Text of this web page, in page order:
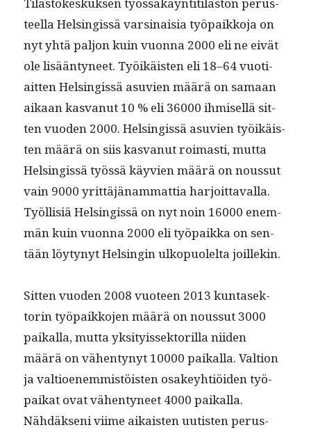
teel­la Helsingis­sä varsi­naisia työ­paikko­ja on
nyt yhtä paljon kuin vuon­na 2000 eli ne eivät
ole lisään­tyneet. Työikäis­ten eli 18–64 vuo­ti­
ait­ten Helsingis­sä asu­vien määrä on samaan
aikaan kas­vanut 10 % eli 36000 ihmisel­lä sit­
ten vuo­den 2000. Helsingis­sä asu­vien työikäis­
ten määrä on siis kas­vanut roimasti, mut­ta
Helsingis­sä työssä käyvien määrä on nous­sut
vain 9000 yrit­täjä­nam­mat­tia har­joit­taval­la.
Työl­lisiä Helsingis­sä on nyt noin 16000 enem­
män kuin vuon­na 2000 eli työ­paik­ka on sen­
tään löy­tynyt Helsin­gin ulkop­uolelta joillekin.
Sit­ten vuo­den 2008 vuo­teen 2013 kun­tasek­
torin työ­paikko­jen määrä on nous­sut 3000
paikalla, mut­ta yksi­tyis­sek­to­ril­la niiden
määrä on vähen­tynyt 10000 paikalla. Val­tion
ja val­tioen­em­mistöis­ten osakey­htiöi­den työ­
paikat ovat vähen­tyneet 4000 paikalla.
Nähdäk­seni viime aikaisten uutis­ten perus­